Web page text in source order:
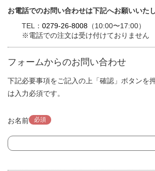
お電話でのお問い合わせは下記へお願いいた
TEL： 0279-26-8008 （10:00〜17:00）
※電話での注文は受け付けておりません
フォームからのお問い合わせ
下記必要事項をご記入の上「確認」ボタンを
は入力必須です。
お名前 必須